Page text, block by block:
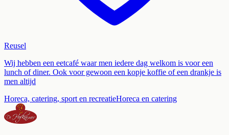
Reusel
Wij hebben een eetcafé waar men iedere dag welkom is voor een
lunch of diner. Ook voor gewoon een kopje koffie of een drankje is
men altijd
Horeca, catering, sport en recreatieHoreca en catering